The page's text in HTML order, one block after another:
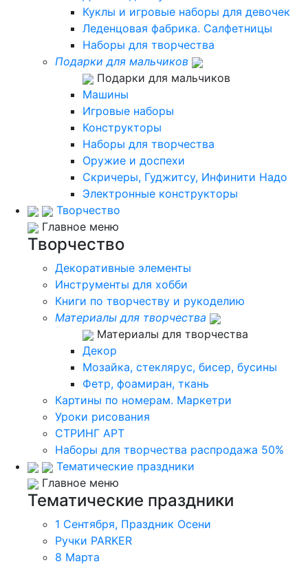
Куклы и игровые наборы для девочек
Леденцовая фабрика. Салфетницы
Наборы для творчества
Подарки для мальчиков
Подарки для мальчиков
Машины
Игровые наборы
Конструкторы
Наборы для творчества
Оружие и доспехи
Скричеры, Гуджитсу, Инфинити Надо
Электронные конструкторы
Творчество
Главное меню
Творчество
Декоративные элементы
Инструменты для хобби
Книги по творчеству и рукоделию
Материалы для творчества
Материалы для творчества
Декор
Мозайка, стеклярус, бисер, бусины
Фетр, фоамиран, ткань
Картины по номерам. Маркетри
Уроки рисования
СТРИНГ АРТ
Наборы для творчества распродажа 50%
Тематические праздники
Главное меню
Тематические праздники
1 Сентября, Праздник Осени
Ручки PARKER
8 Марта